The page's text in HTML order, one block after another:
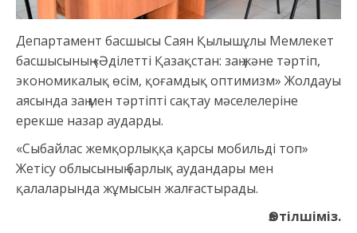
Департамент басшысы Саян Қылышұлы Мемлекет
басшысының «Әділетті Қазақстан: заң және тәртіп,
экономикалық өсім, қоғамдық оптимизм» Жолдауы
аясында заң мен тәртіпті сақтау мәселелеріне
ерекше назар аударды.
«Сыбайлас жемқорлыққа қарсы мобильді топ»
Жетісу облысының барлық аудандары мен
қалаларында жұмысын жалғастырады.
Өз тілшіміз.